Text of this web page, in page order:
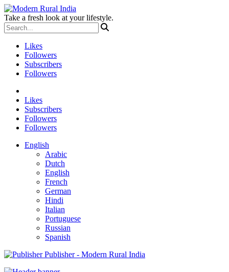
Take a fresh look at your lifestyle.
Likes
Followers
Subscribers
Followers
Likes
Subscribers
Followers
Followers
English
Arabic
Dutch
English
French
German
Hindi
Italian
Portuguese
Russian
Spanish
Publisher - Modern Rural India